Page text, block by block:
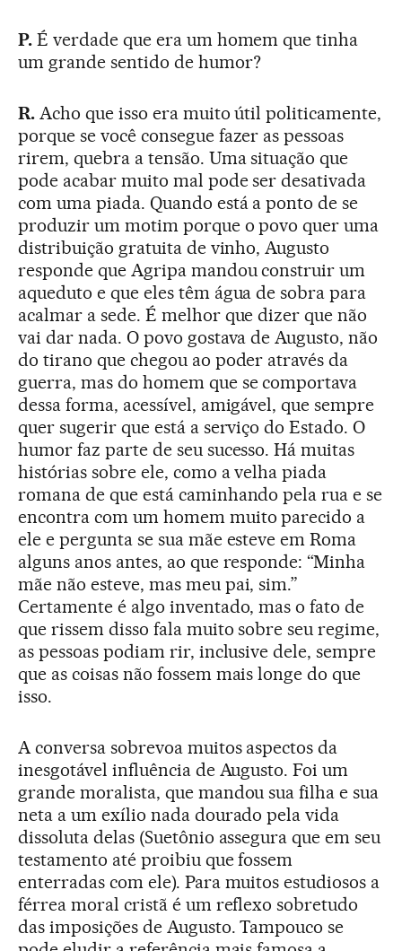
P.É verdade que era um homem que tinha
um grande sentido de humor?
R.Acho que isso era muito útil politicamente,
porque se você consegue fazer as pessoas
rirem, quebra a tensão. Uma situação que
pode acabar muito mal pode ser desativada
com uma piada. Quando está a ponto de se
produzir um motim porque o povo quer uma
distribuição gratuita de vinho, Augusto
responde que Agripa mandou construir um
aqueduto e que eles têm água de sobra para
acalmar a sede. É melhor que dizer que não
vai dar nada. O povo gostava de Augusto, não
do tirano que chegou ao poder através da
guerra, mas do homem que se comportava
dessa forma, acessível, amigável, que sempre
quer sugerir que está a serviço do Estado. O
humor faz parte de seu sucesso. Há muitas
histórias sobre ele, como a velha piada
romana de que está caminhando pela rua e se
encontra com um homem muito parecido a
ele e pergunta se sua mãe esteve em Roma
alguns anos antes, ao que responde: “Minha
mãe não esteve, mas meu pai, sim.”
Certamente é algo inventado, mas o fato de
que rissem disso fala muito sobre seu regime,
as pessoas podiam rir, inclusive dele, sempre
que as coisas não fossem mais longe do que
isso.
A conversa sobrevoa muitos aspectos da
inesgotável influência de Augusto. Foi um
grande moralista, que mandou sua filha e sua
neta a um exílio nada dourado pela vida
dissoluta delas (Suetônio assegura que em seu
testamento até proibiu que fossem
enterradas com ele). Para muitos estudiosos a
férrea moral cristã é um reflexo sobretudo
das imposições de Augusto. Tampouco se